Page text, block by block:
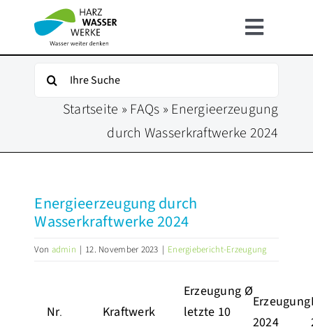
springen
Toggle
ÜBER UNS
FÜR KUNDEN
INFOSERVICE
Suche
Startseite » FAQs » Energieerzeugung
durch Wasserkraftwerke 2024
Energieerzeugung durch
Wasserkraftwerke 2024
Von admin | 12. November 2023 | Energiebericht-Erzeugung
Nr. Kraftwerk
Erzeugung Ø
letzte 10
Erzeugung
2024